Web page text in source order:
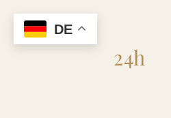
24h
DE